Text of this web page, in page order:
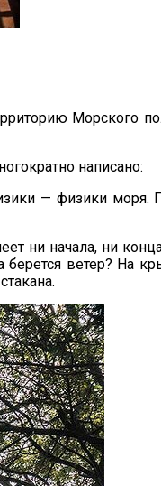
Морского
написано:
— физики моря.
ни начала, ни
ветер? На